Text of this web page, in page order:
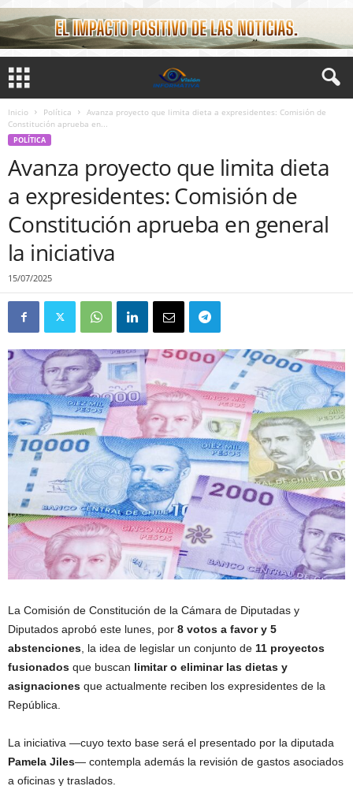
Inicio Política
Avanza proyecto que limita dieta a expresidentes: Comisión de
Constitución aprueba en...
POLÍTICA
Avanza proyecto que limita dieta
a expresidentes: Comisión de
Constitución aprueba en general
la iniciativa
15/07/2025
La Comisión de Constitución de la Cámara de Diputadas y
Diputados aprobó este lunes, por 8 votos a favor y 5
abstenciones , la idea de legislar un conjunto de 11 proyectos
fusionados que buscan limitar o eliminar las dietas y
asignaciones que actualmente reciben los expresidentes de la
República.
La iniciativa —cuyo texto base será el presentado por la diputada
Pamela Jiles— contempla además la revisión de gastos asociados
a oficinas y traslados.